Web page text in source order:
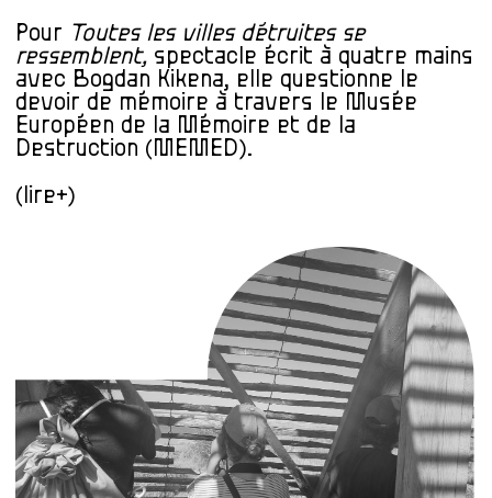
Pour Toutes les villes détruites se
ressemblent, spectacle écrit à quatre mains
avec Bogdan Kikena, elle questionne le
devoir de mémoire à travers le Musée
Européen de la Mémoire et de la
Destruction (MEMED).
(lire+)